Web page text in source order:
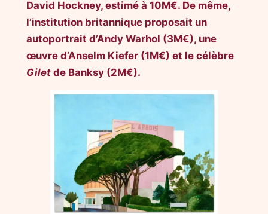
David Hockney, estimé à 10M€. De même,
l’institution britannique proposait un
autoportrait d’Andy Warhol (3M€), une
œuvre d’Anselm Kiefer (1M€) et le célèbre
Giletde Banksy (2M€).